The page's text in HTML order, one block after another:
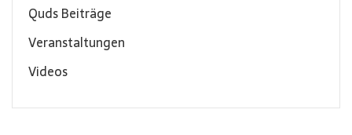
Quds Beiträge
Veranstaltungen
Videos